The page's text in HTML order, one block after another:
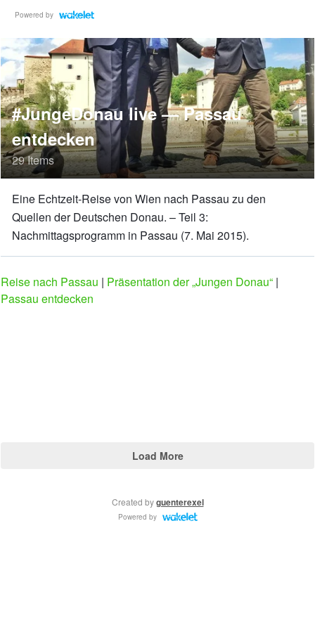
Powered by
#JungeDonau live — Passau
entdecken
29 Items
Eine Echtzeit-Reise von Wien nach Passau zu den
Quellen der Deutschen Donau. – Teil 3:
Nachmittagsprogramm in Passau (7. Mai 2015).
Reise nach Passau | Präsentation der „Jungen Donau“ |
Passau entdecken
Load More
Created byguenterexel
Powered by